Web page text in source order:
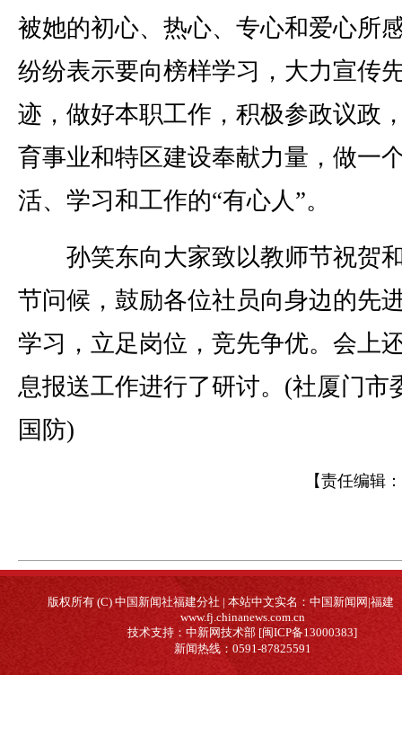
被她的初心、热心、专心和爱心所
纷纷表示要向榜样学习，大力宣传
迹，做好本职工作，积极参政议政
育事业和特区建设奉献力量，做一
活、学习和工作的“有心人”。
孙笑东向大家致以教师节祝贺
节问候，鼓励各位社员向身边的先
学习，立足岗位，竞先争优。会上
息报送工作进行了研讨。(社厦门市
国防)
【责任编辑：
版权所有 (C) 中国新闻社福建分社 | 本站中文实名：中国新闻网|福建
www.fj.chinanews.com.cn
技术支持：中新网技术部 [闽ICP备13000383]
新闻热线：0591-87825591